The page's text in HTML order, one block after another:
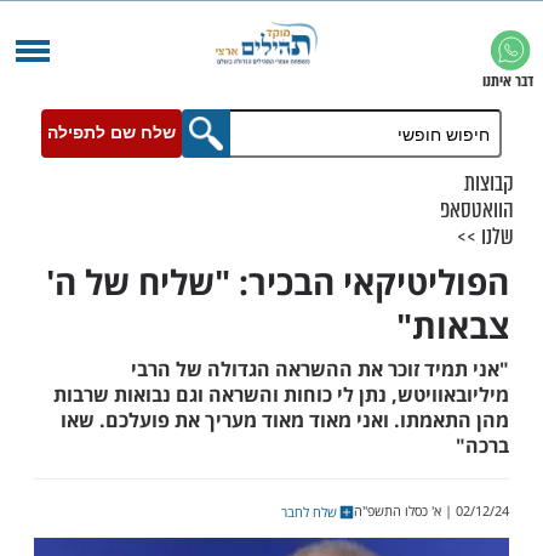
שלח שם לתפילה
הבכיר: "שליח של ה'
זוכר את ההשראה הגדולה של הרבי
ואני מאוד מאוד מעריך את פועלכם. שאו